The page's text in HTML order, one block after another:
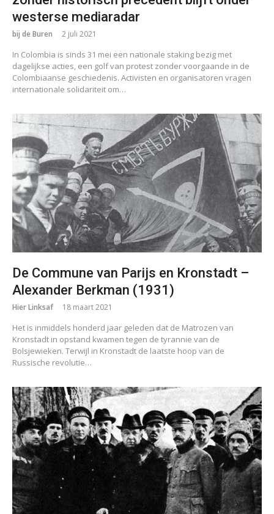
westerse mediaradar
bij de Buren 2 juli 2021
In Colombia is sinds 31 mei een nationale staking bezig met
dagelijkse acties, een golf van protest zonder voorgaande in de
Colombiaanse geschiedenis. Activisten en organisatoren vragen
internationale solidariteit om…
De Commune van Parijs en Kronstadt –
Alexander Berkman (1931)
Hier Linksaf 18 maart 2021
Het is inmiddels honderd jaar geleden dat de Matrozen van
Kronstadt in opstand kwamen tegen de tyrannie van de
Bolsjewieken. Terwijl in Kronstadt de laatste hoop van de
Russische revolutie…